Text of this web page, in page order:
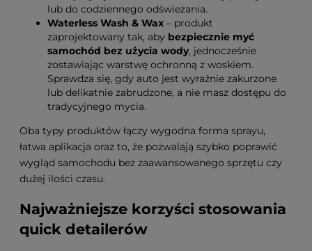
lub do codziennego odświeżania.
Waterless Wash & Wax – produkt
zaprojektowany tak, aby bezpiecznie myć
samochód bez użycia wody, jednocześnie
zostawiając warstwę ochronną z woskiem.
Sprawdza się, gdy auto jest wyraźnie zakurzone
lub delikatnie zabrudzone, a nie masz dostępu do
tradycyjnego mycia.
Oba typy produktów łączy wygodna forma sprayu,
łatwa aplikacja oraz to, że pozwalają szybko poprawić
wygląd samochodu bez zaawansowanego sprzętu czy
dużej ilości czasu.
Najważniejsze korzyści stosowania
quick detailerów